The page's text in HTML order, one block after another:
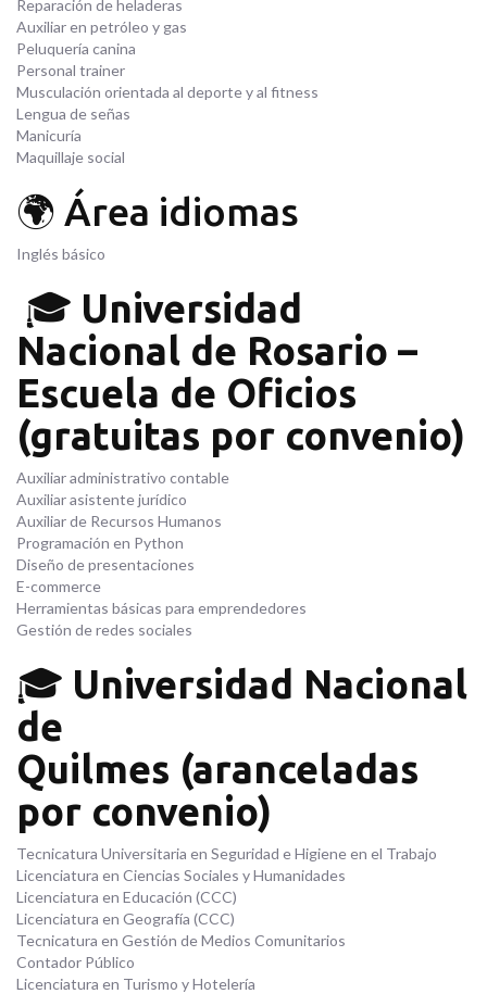
Reparación de heladeras
Auxiliar en petróleo y gas
Peluquería canina
Personal trainer
Musculación orientada al deporte y al fitness
Lengua de señas
Manicuría
Maquillaje social
🌍 Área idiomas
Inglés básico
🎓 Universidad
Nacional de Rosario –
Escuela de Oficios
(gratuitas por convenio)
Auxiliar administrativo contable
Auxiliar asistente jurídico
Auxiliar de Recursos Humanos
Programación en Python
Diseño de presentaciones
E-commerce
Herramientas básicas para emprendedores
Gestión de redes sociales
🎓 Universidad Nacional
de
Quilmes (aranceladas
por convenio)
Tecnicatura Universitaria en Seguridad e Higiene en el Trabajo
Licenciatura en Ciencias Sociales y Humanidades
Licenciatura en Educación (CCC)
Licenciatura en Geografía (CCC)
Tecnicatura en Gestión de Medios Comunitarios
Contador Público
Licenciatura en Turismo y Hotelería